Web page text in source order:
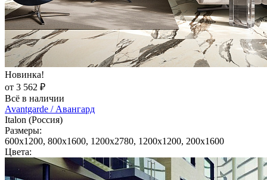
Новинка!
от 3 562 ₽
Всё в наличии
Avantgarde / Авангард
Italon (Россия)
Размеры:
600x1200, 800x1600, 1200x2780, 1200x1200, 200x1600
Цвета: